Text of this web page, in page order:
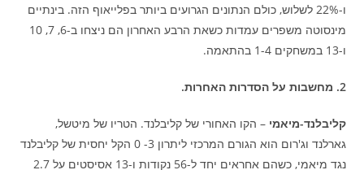
ו-22% לשלוש, כולם הנתונים הגרועים ביותר בפלייאוף הזה. בינתיים
מינסוטה משפרים עמדות כשאת הרבע האחרון הם ניצחו ב-6, 7, 10
ו-13 במשחקים 1-4 בהתאמה.
2. מחשבות על הסדרות האחרות.
קליבלנד-מיאמי – הקו האחורי של קליבלנד. הטריו של מיטשל,
גארלנד וג'רום הוא הגורם המרכזי ליתרון 3- 0 הקל יחסית של קליבלנד
נגד מיאמי, כשהם אחראים יחד ל-56 נקודות ו-13 אסיסטים על 2.7